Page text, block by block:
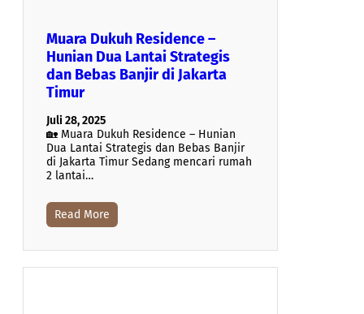
Muara Dukuh Residence –
Hunian Dua Lantai Strategis
dan Bebas Banjir di Jakarta
Timur
Juli 28, 2025
🏡 Muara Dukuh Residence – Hunian
Dua Lantai Strategis dan Bebas Banjir
di Jakarta Timur Sedang mencari rumah
2 lantai…
Read More